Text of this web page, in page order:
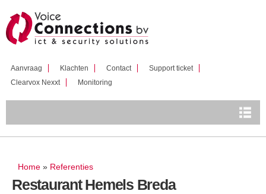
en naar
de inhoud
Aanvraag Klachten Contact
Support ticket
Clearvox Nexxt
Monitoring
U bent hier
Home » Referenties
Restaurant Hemels Breda